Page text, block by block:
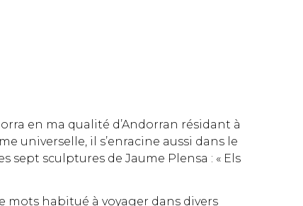
en ma qualité d’Andorran résidant à
universelle, il s’enracine aussi dans le
sculptures de Jaume Plensa : « Els
mots habitué à voyager dans divers